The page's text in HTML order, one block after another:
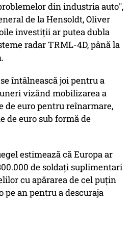
din industria auto",
de la Hensoldt, Oliver
investiţii ar putea dubla
radar TRML-4D, până la
întâlnească joi pentru a
vizând mobilizarea a
de euro pentru reînarmare,
de euro sub formă de
estimează că Europa ar
de soldaţi suplimentari
cu apărarea de cel puţin
pe an pentru a descuraja